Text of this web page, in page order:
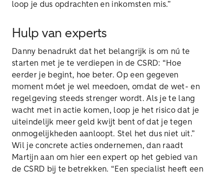
loop je dus opdrachten en inkomsten mis.”
Hulp van experts
Danny benadrukt dat het belangrijk is om nú te
starten met je te verdiepen in de CSRD: “Hoe
eerder je begint, hoe beter. Op een gegeven
moment móet je wel meedoen, omdat de wet- en
regelgeving steeds strenger wordt. Als je te lang
wacht met in actie komen, loop je het risico dat je
uiteindelijk meer geld kwijt bent of dat je tegen
onmogelijkheden aanloopt. Stel het dus niet uit.”
Wil je concrete acties ondernemen, dan raadt
Martijn aan om hier een expert op het gebied van
de CSRD bij te betrekken. “Een specialist heeft een